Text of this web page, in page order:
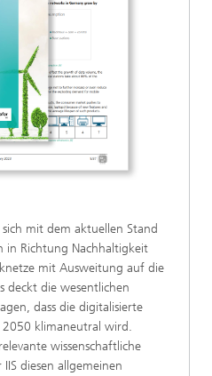
mit dem aktuellen Stand
in Richtung Nachhaltigkeit
mit Ausweitung auf die
deckt die wesentlichen
dass die digitalisierte
2050 klimaneutral wird.
wissenschaftliche
diesen allgemeinen